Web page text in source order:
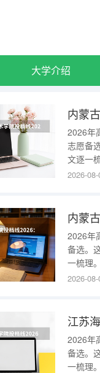
大学介绍
2026年
志愿备
文逐一
赤峰市
年投档
2026-
2026年
备选。
一梳理
市，办
据，内
2026-
2026年
备选。
一梳理